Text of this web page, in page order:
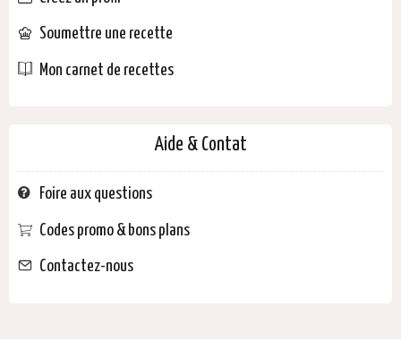
Soumettre une recette
Mon carnet de recettes
Aide & Contat
Foire aux questions
Codes promo & bons plans
Contactez-nous